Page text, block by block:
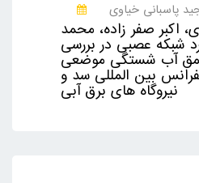
پاسبانی خیاوی
اکبر صفر زاده، محمد
شبکه عصبی در بررسی
عمق آب شستگی موضعی
بين المللی سد و
نيروگاه های برق آبی